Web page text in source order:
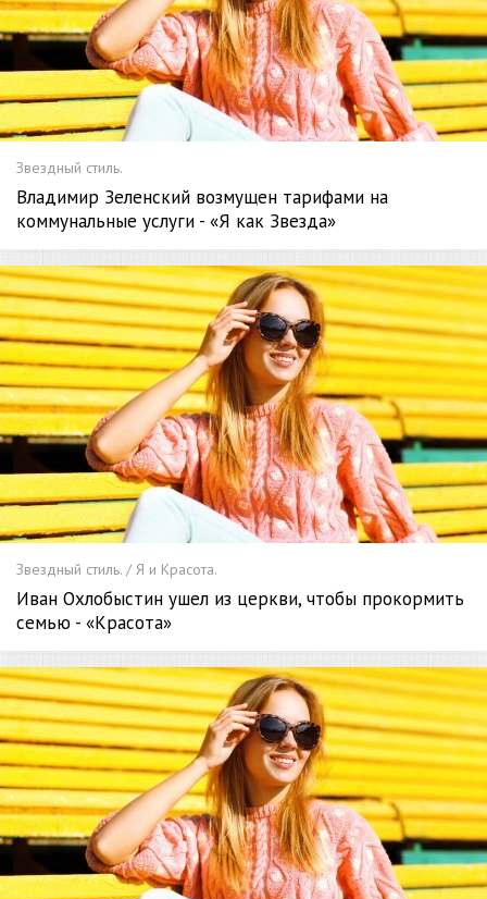
Звездный стиль.
Владимир Зеленский возмущен тарифами на
коммунальные услуги - «Я как Звезда»
Звездный стиль. / Я и Красота.
Иван Охлобыстин ушел из церкви, чтобы прокормить
семью - «Красота»